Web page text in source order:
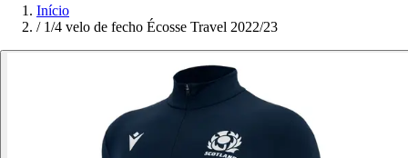
Início
/ 1/4 velo de fecho Écosse Travel 2022/23